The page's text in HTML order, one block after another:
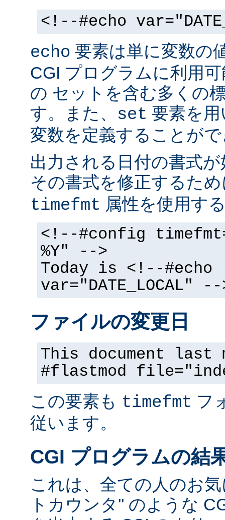
<!--#echo
echo 要素は単に変数の
CGI プログラムに利用
の セットを含む多くの
す。また、 set 要素を
変数を定義することが
出力される日付の書式
その書式を修正するた
timefmt 属性を使用す
<!--#config
%Y" -->
Today is <!--#echo
var="DATE_LOCAL" --
ファイルの変更日
This document
#flastmod
この要素も timefmt フ
従います。
CGI プログラムの結
これは、全ての人のお
トカウンタ'' のような